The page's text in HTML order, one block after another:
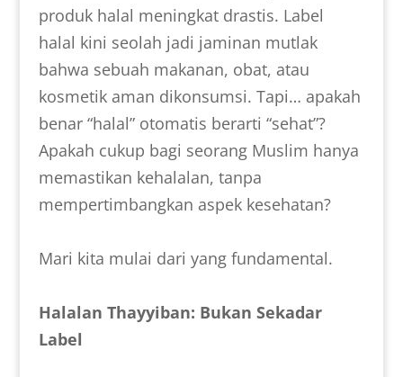
produk halal meningkat drastis. Label
halal kini seolah jadi jaminan mutlak
bahwa sebuah makanan, obat, atau
kosmetik aman dikonsumsi. Tapi… apakah
benar “halal” otomatis berarti “sehat”?
Apakah cukup bagi seorang Muslim hanya
memastikan kehalalan, tanpa
mempertimbangkan aspek kesehatan?
Mari kita mulai dari yang fundamental.
Halalan Thayyiban: Bukan Sekadar
Label